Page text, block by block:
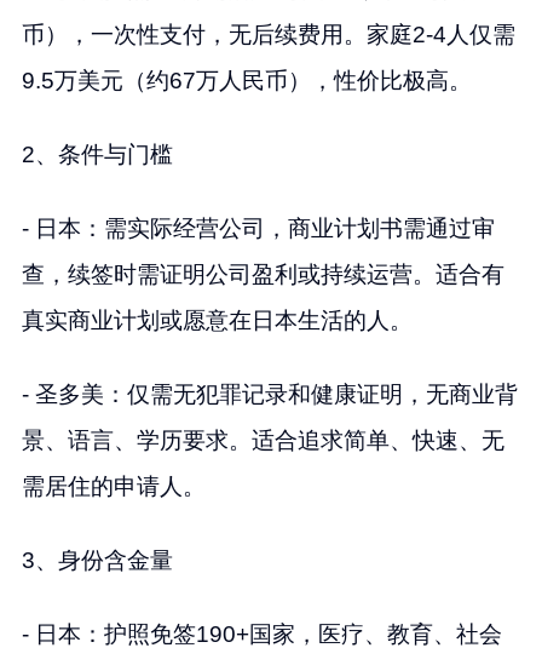
币），一次性支付，无后续费用。家庭2-4人仅需
9.5万美元（约67万人民币），性价比极高。
2、条件与门槛
- 日本：需实际经营公司，商业计划书需通过审
查，续签时需证明公司盈利或持续运营。适合有
真实商业计划或愿意在日本生活的人。
- 圣多美：仅需无犯罪记录和健康证明，无商业背
景、语言、学历要求。适合追求简单、快速、无
需居住的申请人。
3、身份含金量
- 日本：护照免签190+国家，医疗、教育、社会